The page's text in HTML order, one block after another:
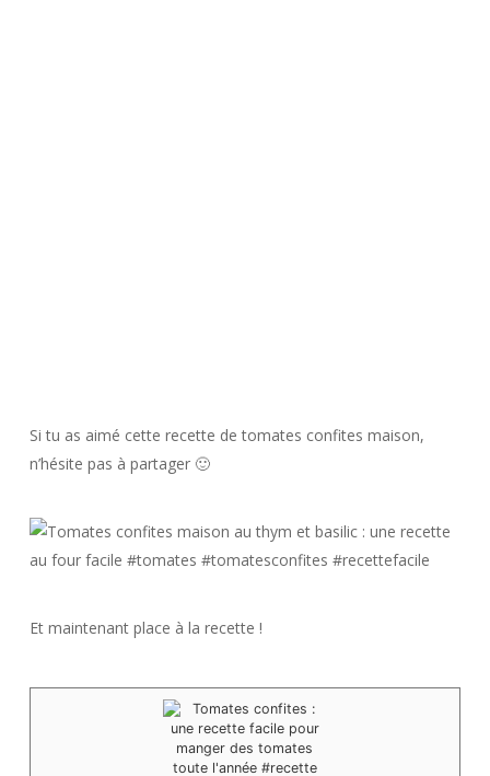
Si tu as aimé cette recette de tomates confites maison,
n’hésite pas à partager 🙂
Et maintenant place à la recette !